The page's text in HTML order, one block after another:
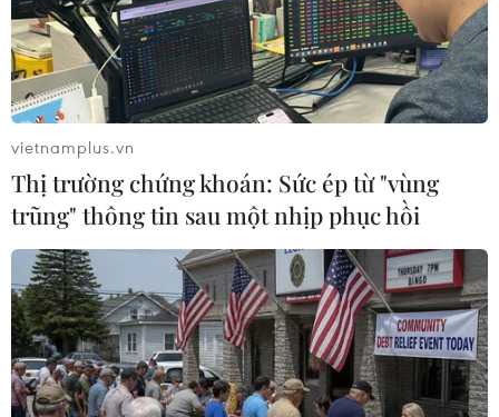
(Ảnh: TTXVN phát)
Thủ môn Kim Thanh bay người cản phá pha hãm thành của đội
tuyển Mỹ. (Ảnh: TTXVN phát)
vietnamplus.vn
Thị trường chứng khoán: Sức ép từ "vùng
trũng" thông tin sau một nhịp phục hồi